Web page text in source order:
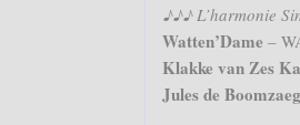
♪♪♪ L’harmonie
Watten’Dame –
Klakke van Zes
Jules de